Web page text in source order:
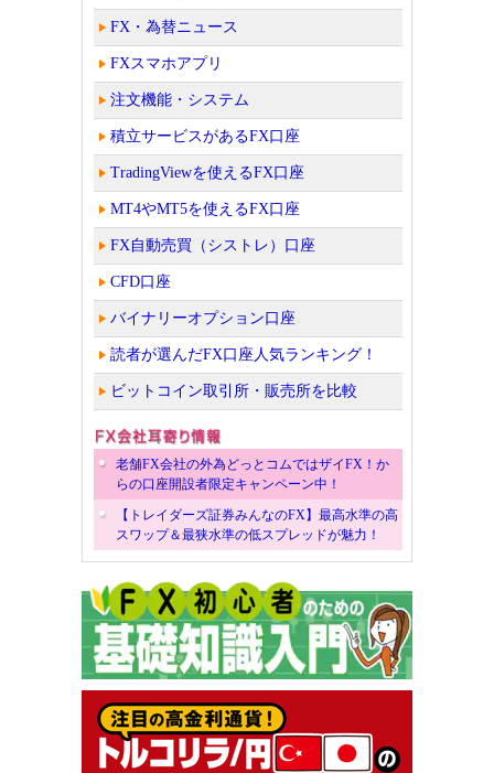
FX・為替ニュース
FXスマホアプリ
注文機能・システム
積立サービスがあるFX口座
TradingViewを使えるFX口座
MT4やMT5を使えるFX口座
FX自動売買（シストレ）口座
CFD口座
バイナリーオプション口座
読者が選んだFX口座人気ランキング！
ビットコイン取引所・販売所を比較
老舗FX会社の外為どっとコムではザイFX！か
らの口座開設者限定キャンペーン中！
【トレイダーズ証券みんなのFX】最高水準の高
スワップ＆最狭水準の低スプレッドが魅力！